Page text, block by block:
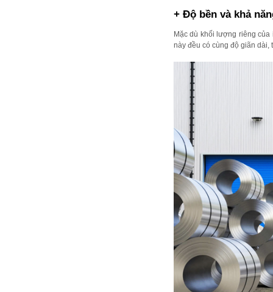
+ Độ bền và khả
Mặc dù khối lượng riêng
này đều có cùng độ giãn dài,